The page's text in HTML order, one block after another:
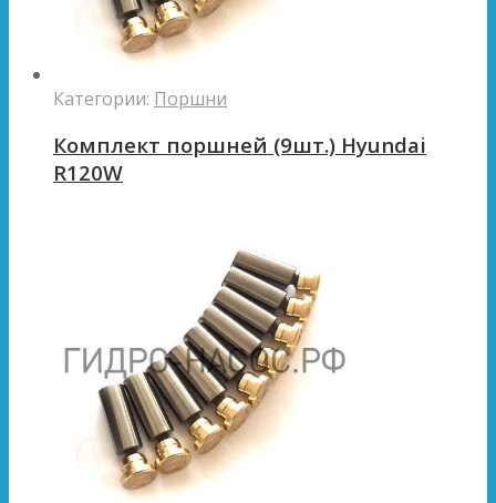
Категории: Поршни
Комплект поршней (9шт.) Hyundai
R120W